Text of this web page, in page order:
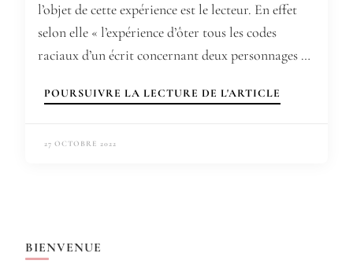
l’objet de cette expérience est le lecteur. En effet
selon elle « l’expérience d’ôter tous les codes
raciaux d’un écrit concernant deux personnages …
POURSUIVRE LA LECTURE DE L'ARTICLE
27 OCTOBRE 2022
BIENVENUE